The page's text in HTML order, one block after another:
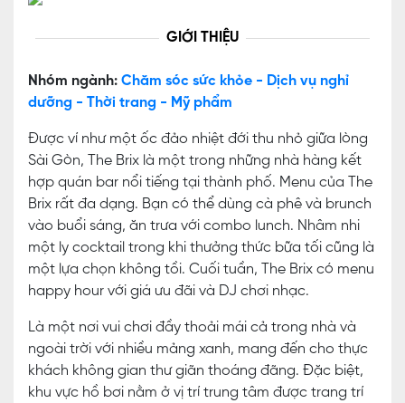
GIỚI THIỆU
Nhóm ngành: Chăm sóc sức khỏe - Dịch vụ nghỉ
dưỡng - Thời trang - Mỹ phẩm
Được ví như một ốc đảo nhiệt đới thu nhỏ giữa lòng
Sài Gòn, The Brix là một trong những nhà hàng kết
hợp quán bar nổi tiếng tại thành phố. Menu của The
Brix rất đa dạng. Bạn có thể dùng cà phê và brunch
vào buổi sáng, ăn trưa với combo lunch. Nhâm nhi
một ly cocktail trong khi thưởng thức bữa tối cũng là
một lựa chọn không tồi. Cuối tuần, The Brix có menu
happy hour với giá ưu đãi và DJ chơi nhạc.
Là một nơi vui chơi đầy thoải mái cả trong nhà và
ngoài trời với nhiều mảng xanh, mang đến cho thực
khách không gian thư giãn thoáng đãng. Đặc biệt,
khu vực hồ bơi nằm ở vị trí trung tâm được trang trí